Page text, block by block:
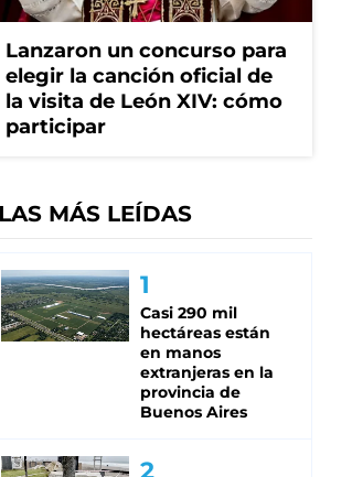
Lanzaron un concurso para
elegir la canción oficial de
la visita de León XIV: cómo
participar
LAS MÁS LEÍDAS
Casi 290 mil
hectáreas están
en manos
extranjeras en la
provincia de
Buenos Aires